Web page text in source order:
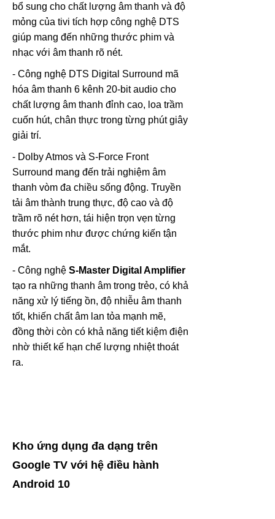
bổ sung cho chất lượng âm thanh và độ
mỏng của tivi tích hợp công nghệ DTS
giúp mang đến những thước phim và
nhạc với âm thanh rõ nét.
- Công nghệ DTS Digital Surround mã
hóa âm thanh 6 kênh 20-bit audio cho
chất lượng âm thanh đỉnh cao, loa trầm
cuốn hút, chân thực trong từng phút giây
giải trí.
- Dolby Atmos và S-Force Front
Surround mang đến trải nghiệm âm
thanh vòm đa chiều sống động. Truyền
tải âm thành trung thực, độ cao và độ
trầm rõ nét hơn, tái hiện trọn vẹn từng
thước phim như được chứng kiến tận
mắt.
- Công nghệ S-Master Digital Amplifier
tạo ra những thanh âm trong trẻo, có khả
năng xử lý tiếng ồn, độ nhiễu âm thanh
tốt, khiến chất âm lan tỏa mạnh mẽ,
đồng thời còn có khả năng tiết kiệm điện
nhờ thiết kế hạn chế lượng nhiệt thoát
ra.
Kho ứng dụng đa dạng trên
Google TV với hệ điều hành
Android 10